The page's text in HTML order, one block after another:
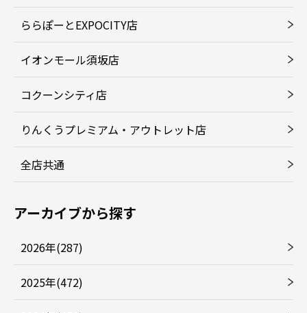
ららぽーとEXPOCITY店
イオンモール須坂店
コクーンシティ店
りんくうプレミアム・アウトレット店
全店共通
アーカイブから探す
2026年(287)
2025年(472)